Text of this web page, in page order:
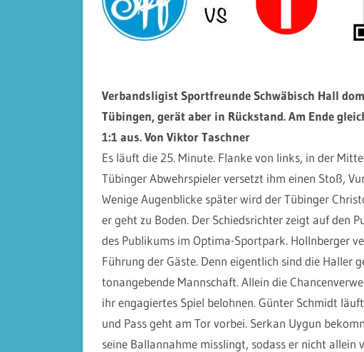
Verbandsligist Sportfreunde Schwäbisch Hall
Tübingen, gerät aber in Rückstand. Am Ende
1:1 aus. Von Viktor Taschner
Es läuft die 25. Minute. Flanke von links, in der
Tübinger Abwehrspieler versetzt ihm einen Stoß,
Wenige Augenblicke später wird der Tübinger
er geht zu Boden. Der Schiedsrichter zeigt auf den
des Publikums im Optima-Sportpark. Hollnberger
Führung der Gäste. Denn eigentlich sind die Haller
tonangebende Mannschaft. Allein die
ihr engagiertes Spiel belohnen. Günter Schmidt
und Pass geht am Tor vorbei. Serkan Uygun
seine Ballannahme misslingt, sodass er nicht allein